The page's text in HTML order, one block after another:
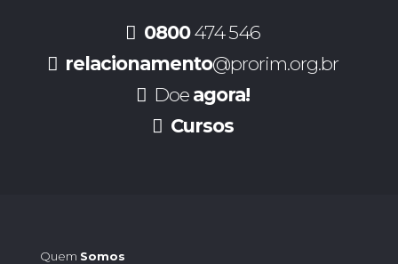
0800474 546
relacionamento@prorim.org.br
Doe agora!
Cursos
Quem Somos